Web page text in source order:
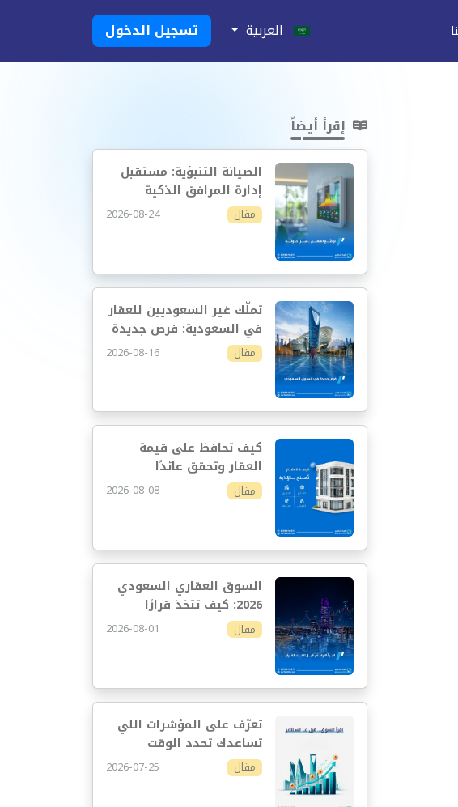
العربية تسجيل الدخول
إقرأ أيضاً
الصيانة التنبؤية: مستقبل
إدارة المرافق الذكية
مقال 2026-08-24
تملّك غير السعوديين للعقار
في السعودية: فرص جديدة
وإدارة أكثر احترافية
مقال 2026-08-16
كيف تحافظ على قيمة
العقار وتحقق عائدًا
مستدامًا
مقال 2026-08-08
السوق العقاري السعودي
2026: كيف تتخذ قرارًا
استثماريًا أفضل
مقال 2026-08-01
تعرّف على المؤشرات اللي
تساعدك تحدد الوقت
المناسب للاستثمار
مقال 2026-07-25